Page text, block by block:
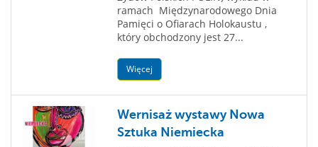
ramach Międzynarodowego Dnia
Pamięci o Ofiarach Holokaustu ,
który obchodzony jest 27...
Więcej
Wernisaż wystawy Nowa
Sztuka Niemiecka